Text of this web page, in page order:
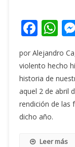
por Alejandro
violento hecho
historia de
aquel 2 de abril
rendición de las
dicho año.
Leer más